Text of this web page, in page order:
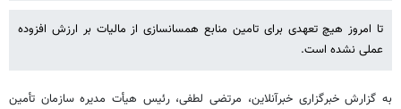
تا امروز هیچ تعهدی برای تامین منابع همسانسازی از مالیات بر ارزش افزوده
عملی نشده است.
به گزارش خبرگزاری خبرآنلاین، مرتضی لطفی، رئیس هیأت مدیره سازمان تأمین